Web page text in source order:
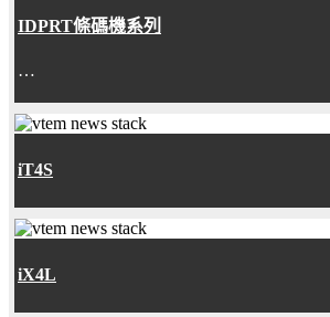
IDPRT條碼機系列
…
iT4S
iX4L